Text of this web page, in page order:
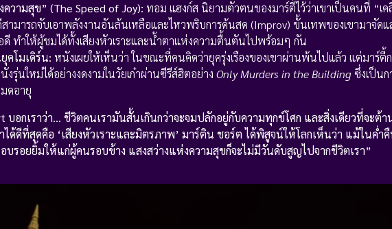
ความสุข” (The Speed of Joy): ทอม แฮงก์ส นิยามตัวตนของมาร์ตี้ไว้ว่าเขาเป็นคนที่ “เค
ามารถจับเอาพลังงานอันล้นเหลือและไหวพริบการด้นสด (Improv) ขั้นเทพของเขามาจัดแ
ทำให้ผู้ชมได้ทั้งเสียงหัวเราะและน้ำตาแห่งความตื้นตันไปพร้อมๆ กัน
คโมเดิร์น: หนังเผยให้เห็นว่า ในขณะที่คนคิดว่ายุครุ่งเรืองของเขาผ่านพ้นไปแล้ว แต่มาร์
งรุ่นใหม่ได้อย่างงดงามในวัยเก๋าผ่านซีรีส์ฮิตอย่าง Only Murders in the Buildingซึ่งเป็นก
ดอายุ
บอกเราว่า… ชีวิตคนเรามันสั้นเกินกว่าจะจมปลักอยู่กับความทุกข์โศก และสิ่งเดียวที่จะต้
ได้ดีที่สุดคือ ‘เสียงหัวเราะและมิตรภาพ’ มาร์ติน ชอร์ต ได้พิสูจน์ให้โลกเห็นว่า แม้ในค่
อบรอยยิ้มให้แก่ผู้คนรอบข้าง แสงสว่างแห่งความสุขก็จะไม่มีวันดับสูญไปจากชีวิตเรา”